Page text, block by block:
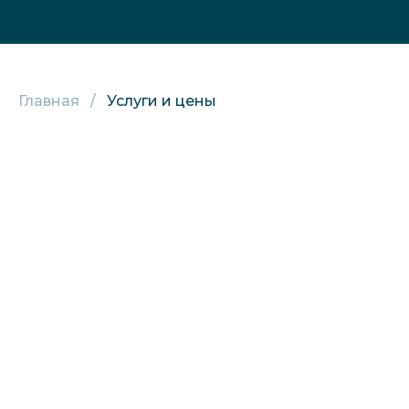
Главная Услуги и цены